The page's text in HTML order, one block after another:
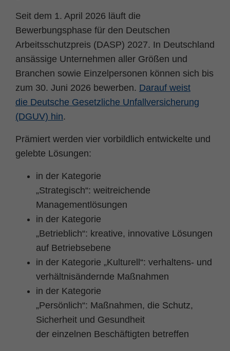
Seit dem 1. April 2026 läuft die
Bewerbungsphase für den Deutschen
Arbeitsschutzpreis (DASP) 2027. In Deutschland
ansässige Unternehmen aller Größen und
Branchen sowie Einzelpersonen können sich bis
zum 30. Juni 2026 bewerben. Darauf weist
die Deutsche Gesetzliche Unfallversicherung
(DGUV) hin.
Prämiert werden vier vorbildlich entwickelte und
gelebte Lösungen:
in der Kategorie
„Strategisch“: weitreichende
Managementlösungen
in der Kategorie
„Betrieblich“: kreative, innovative Lösungen
auf Betriebsebene
in der Kategorie „Kulturell“: verhaltens- und
verhältnisändernde Maßnahmen
in der Kategorie
„Persönlich“: Maßnahmen, die Schutz,
Sicherheit und Gesundheit
der einzelnen Beschäftigten betreffen
php
Laufzeit Ende der Sitzung